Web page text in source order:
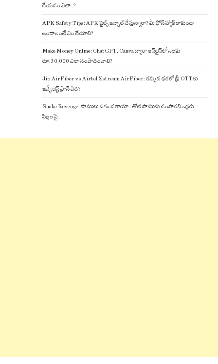
చేయడం ఎలా..?
APK Safety Tips: APK ఫైల్స్ ఇన్స్టాల్ చేస్తున్నారా? మీ ఫోన్ హ్యాక్ కాకుండా
ఉండాలంటే ఏం చేయాలి?
Make Money Online: ChatGPT, Canva ద్వారా ఆన్‌లైన్‌లో నెలకు
రూ.30,000 ఎలా సంపాదించాలి?
Jio AirFiber vs Airtel Xstream AirFiber: తక్కువ ధరలో ఫ్రీ OTTలు
ఇచ్చే బెస్ట్ ప్లాన్ ఏది?
Snake Revenge: పాములు పగబడతాయా.. తోటి పామును చంపారని ఇద్దరు
పిల్లలపై..